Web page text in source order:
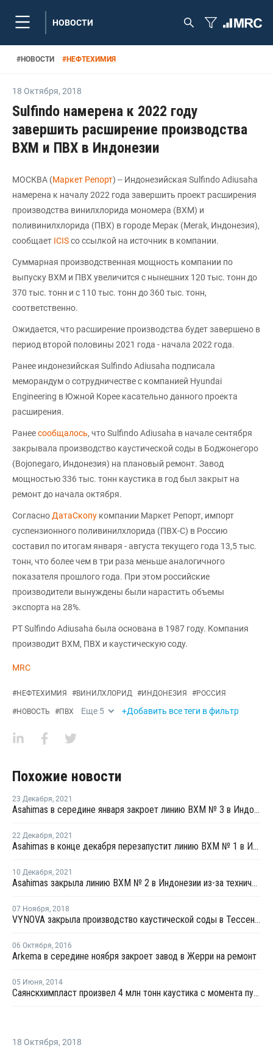
НОВОСТИ
#НОВОСТИ #НЕФТЕХИМИЯ
18 Октября, 2018
Sulfindo намерена к 2022 году
завершить расширение производства
ВХМ и ПВХ в Индонезии
МОСКВА (Маркет Репорт) -- Индонезийская Sulfindo Adiusaha
намерена к началу 2022 года завершить проект расширения
производства винилхлорида мономера (ВХМ) и
поливинилхлорида (ПВХ) в городе Мерак (Merak, Индонезия),
сообщает ICISсо ссылкой на источник в компании.
Суммарная производственная мощность компании по
выпуску ВХМ и ПВХ увеличится с нынешних 120 тыс. тонн до
370 тыс. тонн и с 110 тыс. тонн до 360 тыс. тонн,
соответственно.
Ожидается, что расширение производства будет завершено в
период второй половины 2021 года - начала 2022 года.
Ранее индонезийская Sulfindo Adiusaha подписала
меморандум о сотрудничестве с компанией Hyundai
Engineering в Южной Корее касательно данного проекта
расширения.
Ранеесообщалось, что Sulfindo Adiusaha в начале сентября
закрывала производство каустической соды в Боджонегоро
(Bojonegaro, Индонезия) на плановый ремонт. Завод
мощностью 336 тыс. тонн каустика в год был закрыт на
ремонт до начала октября.
Согласно ДатаСкопу компании Маркет Репорт, импорт
суспензионного поливинилхлорида (ПВХ-С) в Россию
составил по итогам января - августа текущего года 13,5 тыс.
тонн, что более чем в три раза меньше аналогичного
показателя прошлого года. При этом российские
производители вынуждены были нарастить объемы
экспорта на 28%.
PT Sulfindo Adiusaha была основана в 1987 году. Компания
производит ВХМ, ПВХ и каустическую соду.
MRC
#НЕФТЕХИМИЯ #ВИНИЛХЛОРИД #ИНДОНЕЗИЯ #РОССИЯ
#НОВОСТЬ #ПВХ Еще 5 +Добавить все теги в фильтр
Похожие новости
23 Декабря, 2021
Asahimas в середине января закроет линию ВХМ № 3 в Индонезии на плановую профилактику
22 Декабря, 2021
Asahimas в конце декабря перезапустит линию ВХМ № 1 в Индонезии
10 Декабря, 2021
Asahimas закрыла линию ВХМ № 2 в Индонезии из-за технических проблем
07 Ноября, 2018
VYNOVA закрыла производство каустической соды в Тессендерло на ремонт
06 Октября, 2016
Arkema в середине ноября закроет завод в Жерри на ремонт
05 Июня, 2014
Саянскхимпласт произвел 4 млн тонн каустика с момента пуска производства
18 Октября, 2018